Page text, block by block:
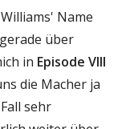
Name
über
in Episode VIII
die Macher ja
sehr